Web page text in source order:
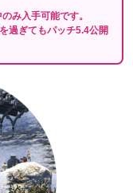
み入手可能です。
過ぎてもパッチ5.4公開